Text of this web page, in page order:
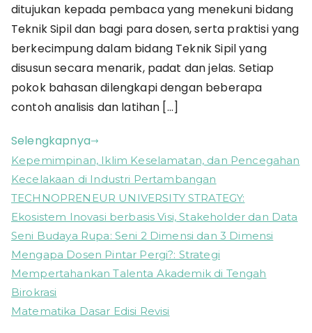
ditujukan kepada pembaca yang menekuni bidang
Teknik Sipil dan bagi para dosen, serta praktisi yang
berkecimpung dalam bidang Teknik Sipil yang
disusun secara menarik, padat dan jelas. Setiap
pokok bahasan dilengkapi dengan beberapa
contoh analisis dan latihan […]
Selengkapnya
Kepemimpinan, Iklim Keselamatan, dan Pencegahan
Kecelakaan di Industri Pertambangan
TECHNOPRENEUR UNIVERSITY STRATEGY:
Ekosistem Inovasi berbasis Visi, Stakeholder dan Data
Seni Budaya Rupa: Seni 2 Dimensi dan 3 Dimensi
Mengapa Dosen Pintar Pergi?: Strategi
Mempertahankan Talenta Akademik di Tengah
Birokrasi
Matematika Dasar Edisi Revisi